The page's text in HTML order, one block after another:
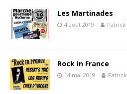
Les Martinades
4 août 2019 Patrick
Rock in France
14 mai 2019 Patrick